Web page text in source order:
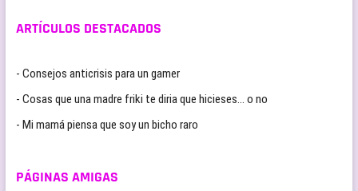
ARTÍCULOS DESTACADOS
- Consejos anticrisis para un gamer
- Cosas que una madre friki te diria que hicieses… o no
- Mi mamá piensa que soy un bicho raro
PÁGINAS AMIGAS